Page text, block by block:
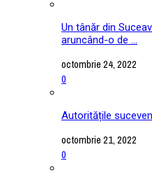
Un tânăr din
aruncând-o de ...
octombrie 24, 2022
0
Autoritățile
octombrie 21, 2022
0